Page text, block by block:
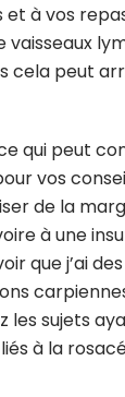
et à vos
vaisseaux
cela peut
qui peut
vos
de la
à une
que j’ai
les sujets
à la